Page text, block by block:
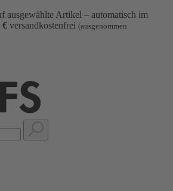
ausgewählte Artikel – automatisch im
€ versandkostenfrei (ausgenommen